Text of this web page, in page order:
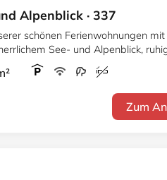
Alpenblick · 337
schönen Ferienwohnungen mit
See- und Alpenblick,
Zum